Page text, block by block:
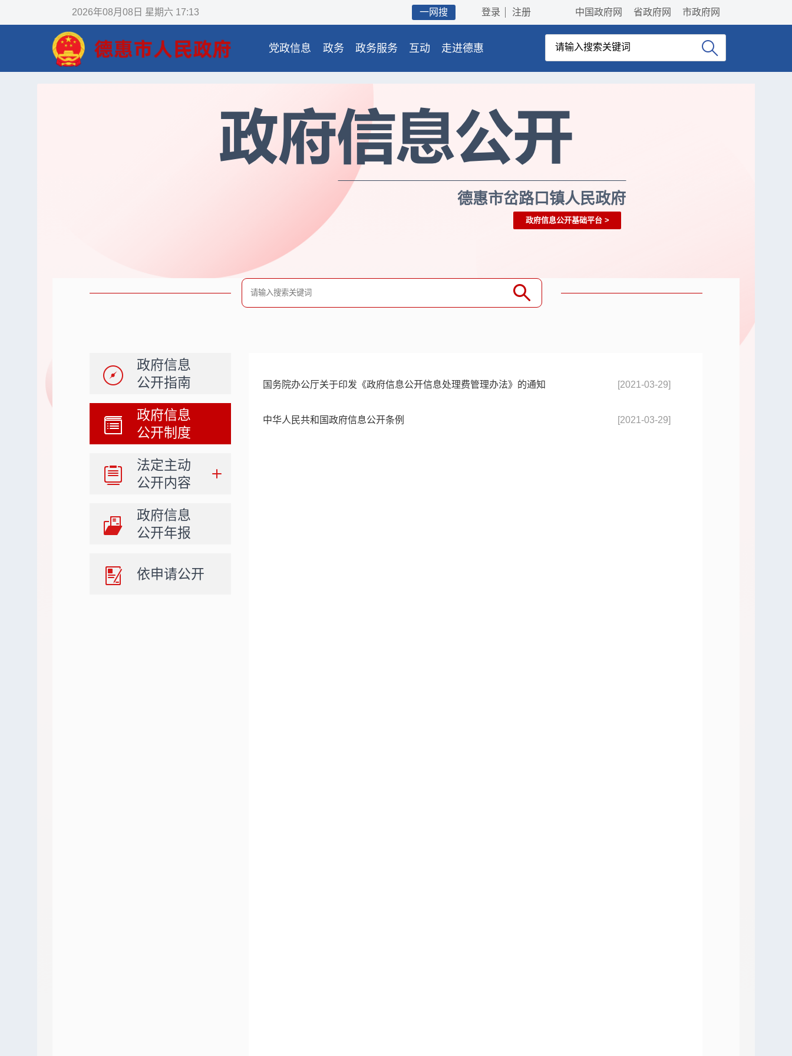
2026年08月08日 星期六 17:13 一网搜 登录 注册 中国政府网 省政府网 市政府网
党政信息 政务 政务服务 互动 走进德惠
德惠市岔路口镇人民政府
政府信息公开基础平台>
政府信息
公开指南
政府信息
公开制度
法定主动
公开内容
政府信息
公开年报
依申请公开
国务院办公厅关于印发《政府信息公开信息处理费管理办法》的通知 [2021-03-29]
中华人民共和国政府信息公开条例 [2021-03-29]